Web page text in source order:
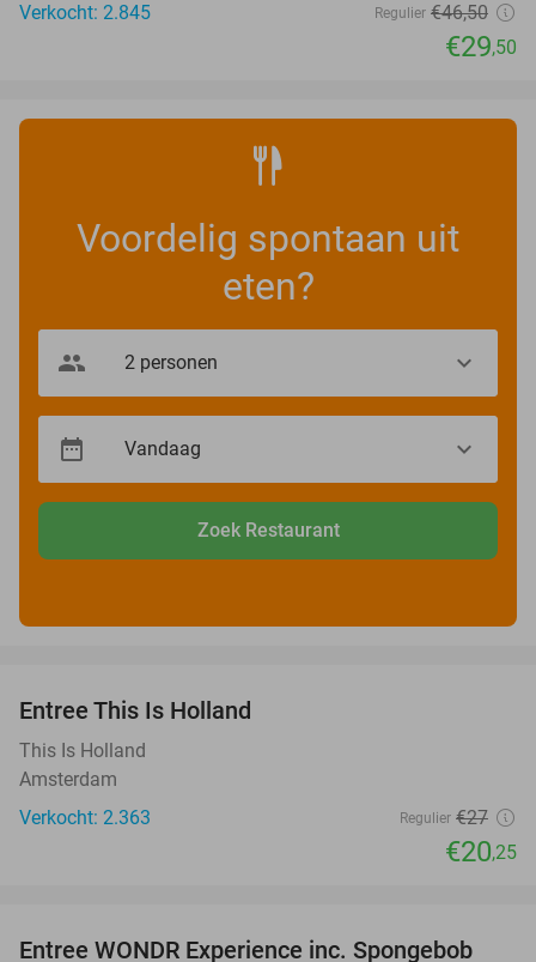
Verkocht: 2.845
Regulier €46,50
€29,50
Voordelig spontaan uit
eten?
Zoek Restaurant
Entree This Is Holland
This Is Holland
Amsterdam
Verkocht: 2.363
Regulier €27
€20,25
Entree WONDR Experience inc. Spongebob